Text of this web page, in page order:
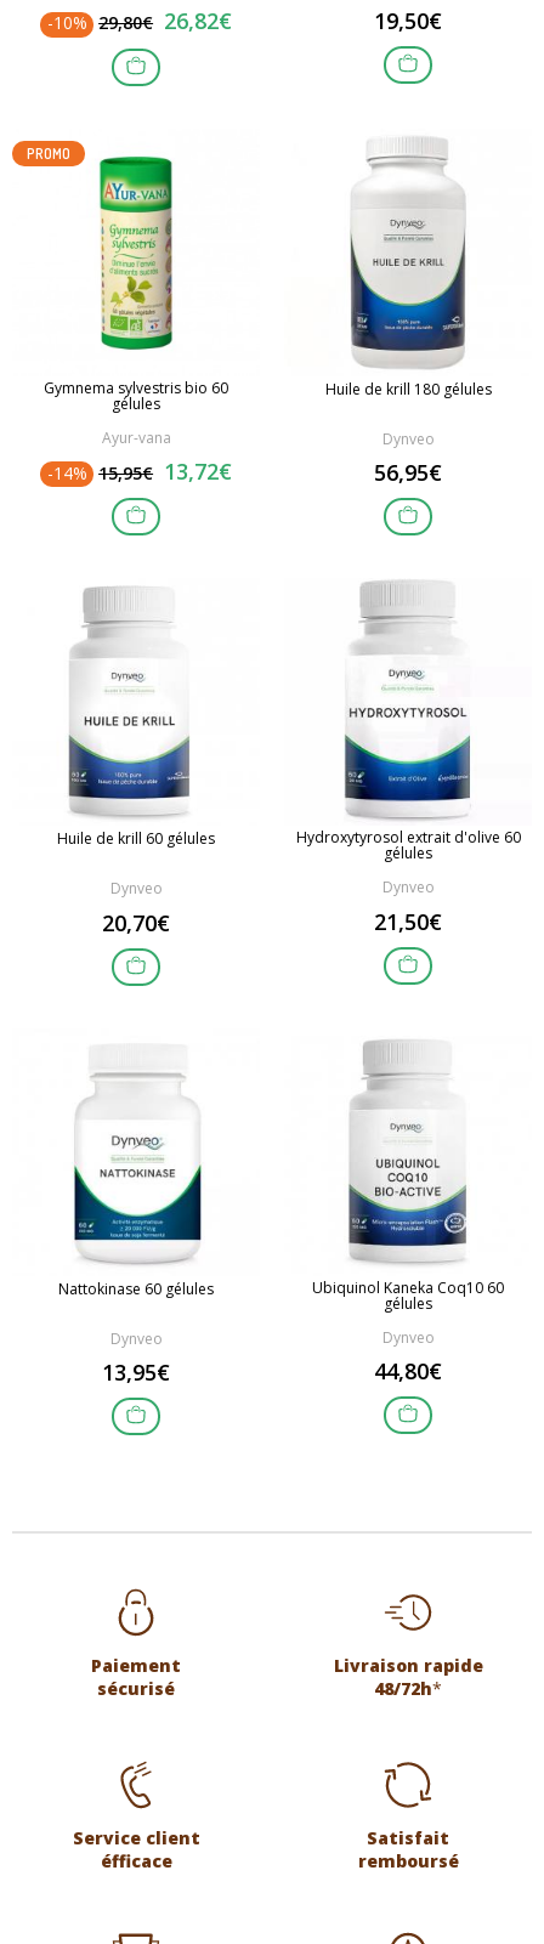
-10% 29,80€ 26,82€ 19,50€
PROMO
Gymnema sylvestris bio 60
gélules
Ayur-vana
-14% 15,95€ 13,72€
Huile de krill 180 gélules
Dynveo
56,95€
Huile de krill 60 gélules
Dynveo
20,70€
Hydroxytyrosol extrait d'olive 60
gélules
Dynveo
21,50€
Nattokinase 60 gélules
Dynveo
13,95€
Ubiquinol Kaneka Coq10 60
gélules
Dynveo
44,80€
Paiement
sécurisé
Livraison rapide
48/72h*
Service client
éfficace
Satisfait
remboursé